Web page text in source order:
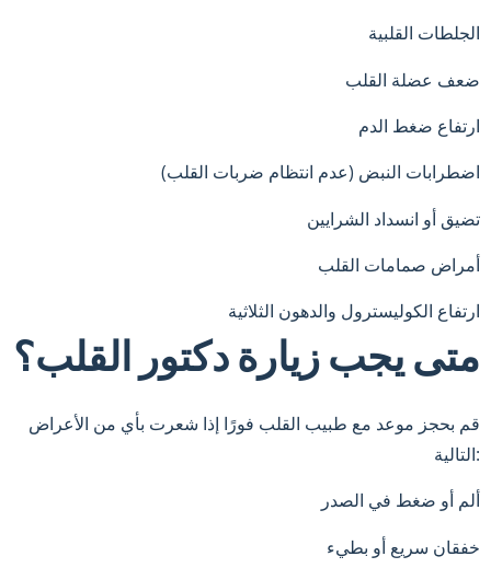
الجلطات القلبية
ضعف عضلة القلب
ارتفاع ضغط الدم
اضطرابات النبض (عدم انتظام ضربات القلب)
تضيق أو انسداد الشرايين
أمراض صمامات القلب
ارتفاع الكوليسترول والدهون الثلاثية
متى يجب زيارة دكتور القلب؟
قم بحجز موعد مع طبيب القلب فورًا إذا شعرت بأي من الأعراض
التالية:
ألم أو ضغط في الصدر
خفقان سريع أو بطيء